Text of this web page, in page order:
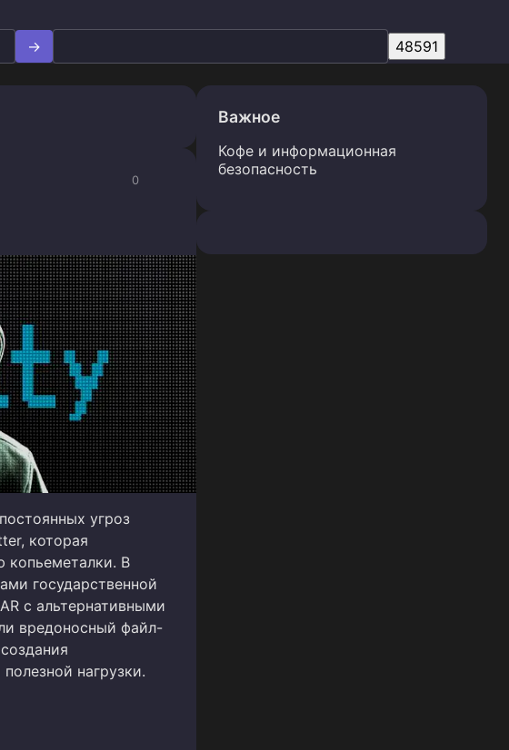
0
угроз
которая
копьеметалки. В
государственной
с альтернативными
вредоносный файл-
нагрузки.
Важное
Кофе и информационная
безопасность